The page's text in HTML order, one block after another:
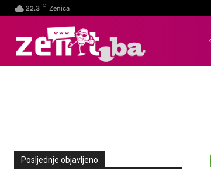
22.3 C Zenica
Posljednje objavljeno